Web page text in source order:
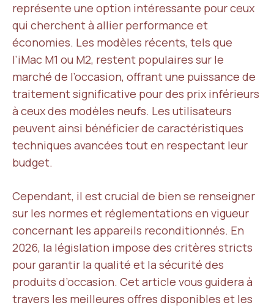
représente une option intéressante pour ceux
qui cherchent à allier performance et
économies. Les modèles récents, tels que
l’iMac M1 ou M2, restent populaires sur le
marché de l’occasion, offrant une puissance de
traitement significative pour des prix inférieurs
à ceux des modèles neufs. Les utilisateurs
peuvent ainsi bénéficier de caractéristiques
techniques avancées tout en respectant leur
budget.
Cependant, il est crucial de bien se renseigner
sur les normes et réglementations en vigueur
concernant les appareils reconditionnés. En
2026, la législation impose des critères stricts
pour garantir la qualité et la sécurité des
produits d’occasion. Cet article vous guidera à
travers les meilleures offres disponibles et les